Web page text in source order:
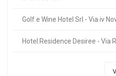
Golf e Wine Hotel Srl - Via iv
Hotel Residence Desiree - Via